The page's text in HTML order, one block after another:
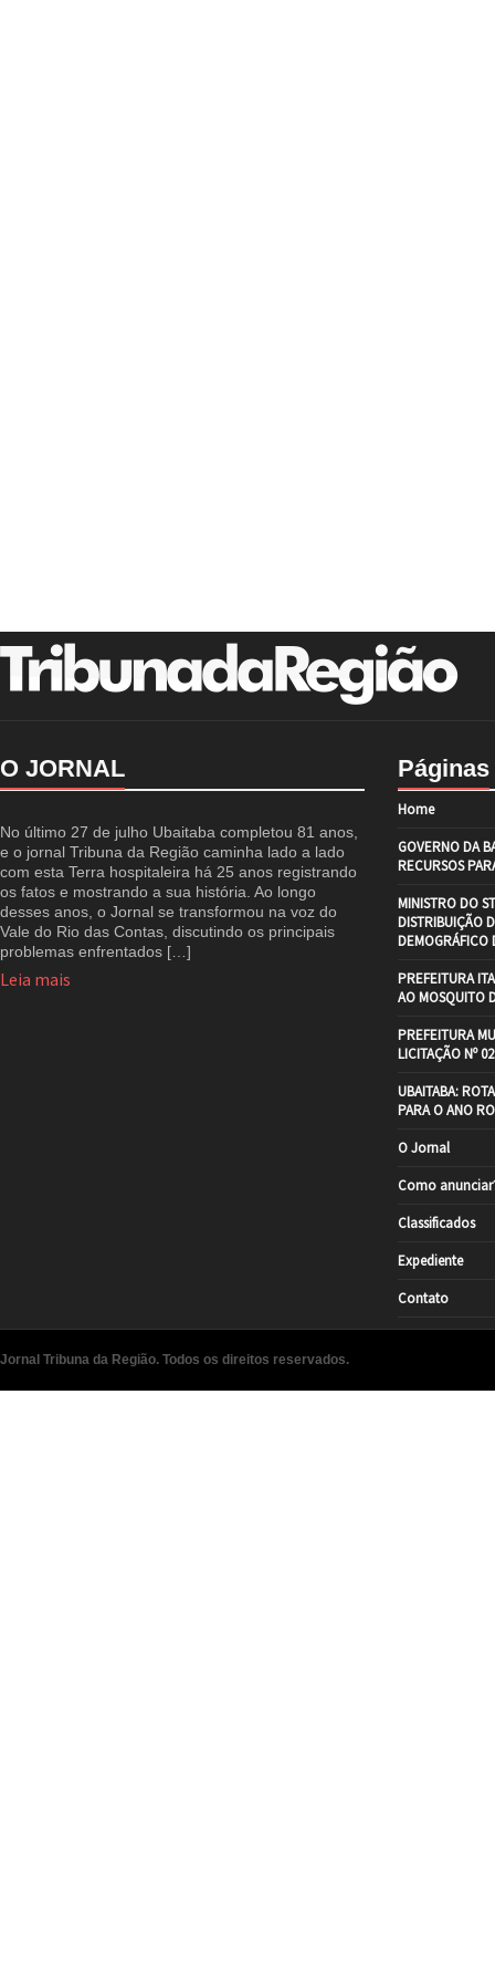
O JORNAL
No último 27 de julho Ubaitaba completou 81 anos,
e o jornal Tribuna da Região caminha lado a lado
com esta Terra hospitaleira há 25 anos registrando
os fatos e mostrando a sua história. Ao longo
desses anos, o Jornal se transformou na voz do
Vale do Rio das Contas, discutindo os principais
problemas enfrentados […]
Leia mais
Páginas
Home
GOVERNO DA
RECURSOS
MINISTRO DO
DISTRIBUIÇÃO
DEMOGRÁFICO
PREFEITURA
AO MOSQUITO
PREFEITURA
LICITAÇÃO Nº
UBAITABA:
PARA O ANO
O Jornal
Como
Classificados
Expediente
Contato
Jornal Tribuna da Região. Todos os direitos reservados.